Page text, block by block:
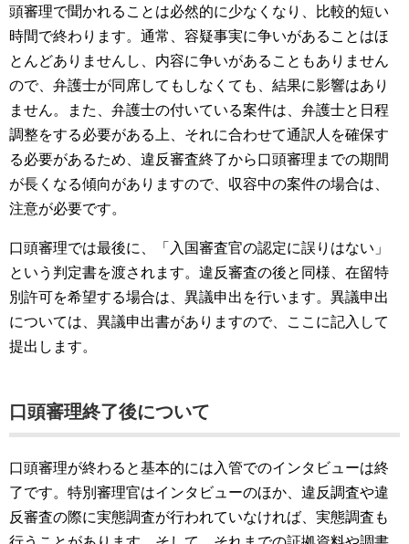
頭審理で聞かれることは必然的に少なくなり、比較的短い
時間で終わります。通常、容疑事実に争いがあることはほ
とんどありませんし、内容に争いがあることもありません
ので、弁護士が同席してもしなくても、結果に影響はあり
ません。また、弁護士の付いている案件は、弁護士と日程
調整をする必要がある上、それに合わせて通訳人を確保す
る必要があるため、違反審査終了から口頭審理までの期間
が長くなる傾向がありますので、収容中の案件の場合は、
注意が必要です。
口頭審理では最後に、「入国審査官の認定に誤りはない」
という判定書を渡されます。違反審査の後と同様、在留特
別許可を希望する場合は、異議申出を行います。異議申出
については、異議申出書がありますので、ここに記入して
提出します。
口頭審理終了後について
口頭審理が終わると基本的には入管でのインタビューは終
了です。特別審理官はインタビューのほか、違反調査や違
反審査の際に実態調査が行われていなければ、実態調査も